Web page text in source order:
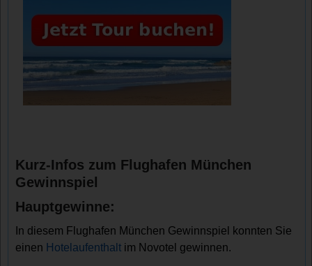
Kurz-Infos zum Flughafen München
Gewinnspiel
Hauptgewinne:
In diesem Flughafen München Gewinnspiel konnten Sie
einen Hotelaufenthalt im Novotel gewinnen.